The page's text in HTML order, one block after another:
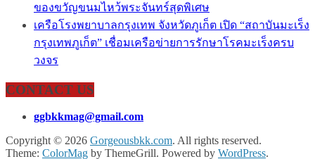
ของขวัญขนมไหว้พระจันทร์สุดพิเศษ
เครือโรงพยาบาลกรุงเทพ จังหวัดภูเก็ต เปิด “สถาบันมะเร็ง
กรุงเทพภูเก็ต” เชื่อมเครือข่ายการรักษาโรคมะเร็งครบ
วงจร
CONTACT US
ggbkkmag@gmail.com
Copyright © 2026 Gorgeousbkk.com. All rights reserved.
Theme: ColorMag by ThemeGrill. Powered by WordPress.